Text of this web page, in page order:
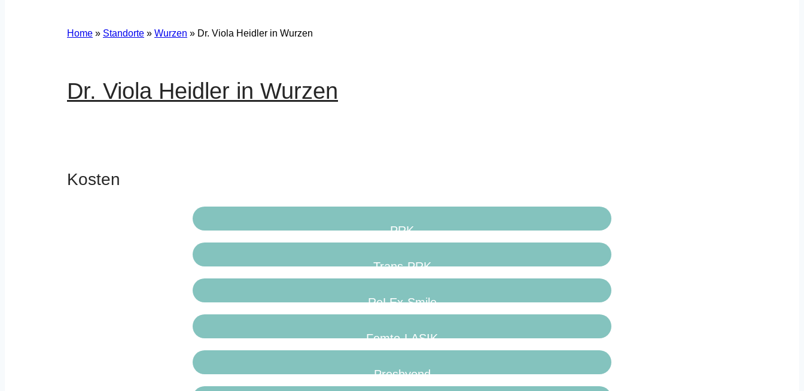
Home » Standorte » Wurzen » Dr. Viola Heidler in Wurzen
Dr. Viola Heidler in Wurzen
Kosten
PRK
Trans-PRK
ReLEx-Smile
Femto-LASIK
Presbyond